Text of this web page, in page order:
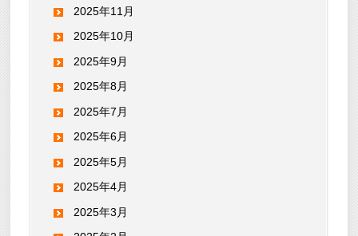
2025年11月
2025年10月
2025年9月
2025年8月
2025年7月
2025年6月
2025年5月
2025年4月
2025年3月